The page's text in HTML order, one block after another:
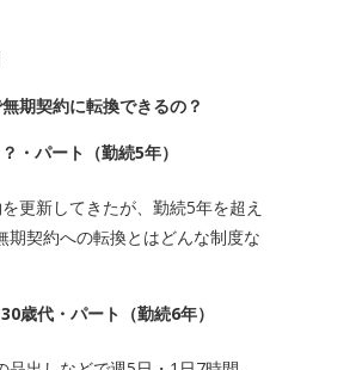
期契約に転換できるの？
・パート（勤続5年）
更新してきたが、勤続5年を超え
期契約への転換とはどんな制度な
30歳代・パート（勤続6年）